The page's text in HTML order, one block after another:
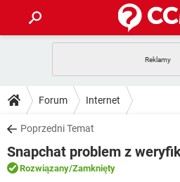
GRY
SPOTIFY
INSTAGRAM
WINDOWS 10
PORADY
PlayStation
SPOTIFY
DO POBRANIA
ANDROID
GRY
FORUM
Forum Internet
Poprzedni Temat
Snapchat problem z
Rozwiązany/Zamknięty